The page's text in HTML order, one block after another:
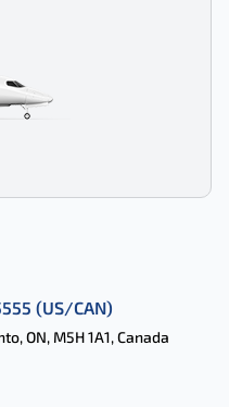
(US/CAN)
ON, M5H 1A1, Canada